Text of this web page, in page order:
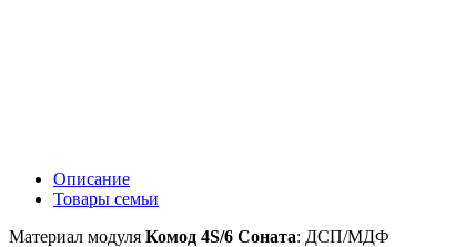
Описание
Товары семьи
Материал модуля Комод 4S/6 Соната: ДСП/МДФ